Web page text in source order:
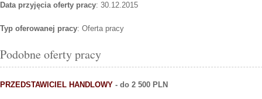
Data przyjęcia oferty pracy: 30.12.2015
Typ oferowanej pracy: Oferta pracy
Podobne oferty pracy
PRZEDSTAWICIEL HANDLOWY - do 2 500 PLN